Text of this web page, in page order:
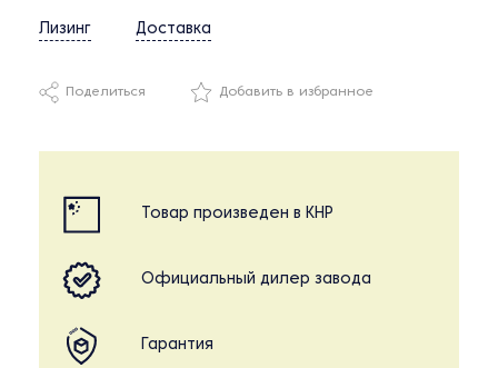
Лизинг Доставка
Поделиться Добавить в избранное
Товар произведен в КНР
Официальный дилер завода
Гарантия